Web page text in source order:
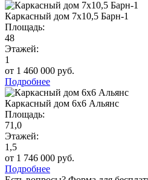
Каркасный дом 7х10,5 Барн-1
Площадь:
48
Этажей:
1
от 1 460 000 руб.
Подробнее
Каркасный дом 6х6 Альянс
Площадь:
71,0
Этажей:
1,5
от 1 746 000 руб.
Подробнее